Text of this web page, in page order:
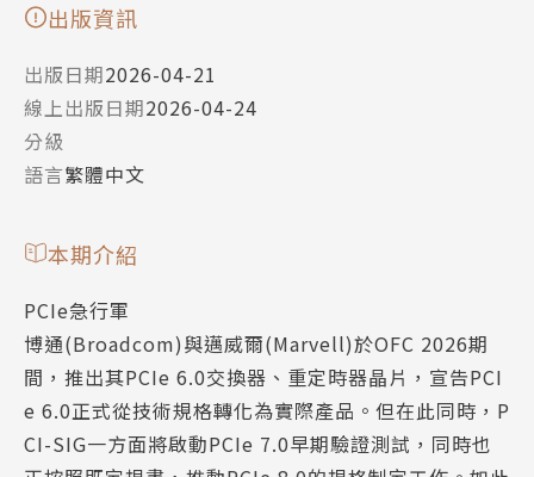
出版資訊
出版日期2026-04-21
線上出版日期2026-04-24
分級
語言繁體中文
本期介紹
PCIe急行軍
博通(Broadcom)與邁威爾(Marvell)於OFC 2026期
間，推出其PCIe 6.0交換器、重定時器晶片，宣告PCI
e 6.0正式從技術規格轉化為實際產品。但在此同時，P
CI-SIG一方面將啟動PCIe 7.0早期驗證測試，同時也